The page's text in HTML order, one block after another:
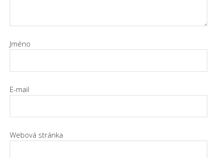
Jméno
E-mail
Webová stránka